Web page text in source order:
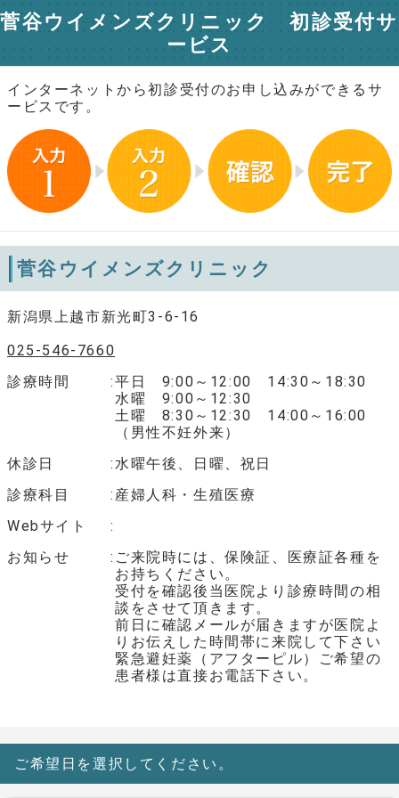
菅谷ウイメンズクリニック 初診受付サ
ービス
インターネットから初診受付のお申し込みができるサ
ービスです。
菅谷ウイメンズクリニック
新潟県上越市新光町3-6-16
025-546-7660
診療時間
平日 9:00～12:00 14:30～18:30
水曜 9:00～12:30
土曜 8:30～12:30 14:00～16:00
（男性不妊外来）
休診日
水曜午後、日曜、祝日
診療科目
産婦人科・生殖医療
Webサイト
お知らせ
ご来院時には、保険証、医療証各種を
お持ちください。
受付を確認後当医院より診療時間の相
談をさせて頂きます。
前日に確認メールが届きますが医院よ
りお伝えした時間帯に来院して下さい
緊急避妊薬（アフターピル）ご希望の
患者様は直接お電話下さい。
ご希望日を選択してください。